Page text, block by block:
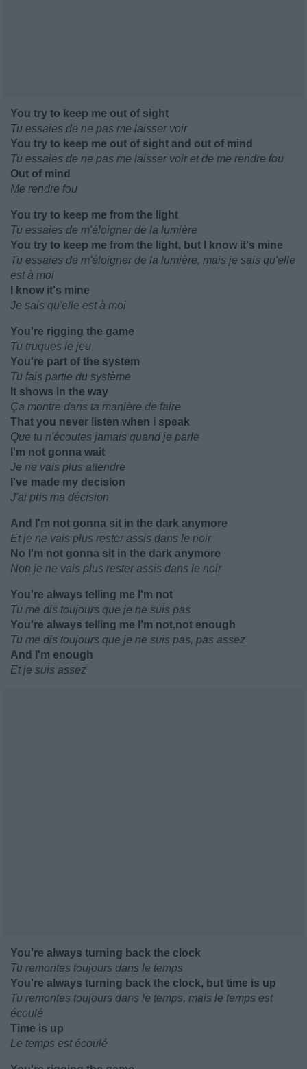
You try to keep me out of sight
Tu essaies de ne pas me laisser voir
You try to keep me out of sight and out of mind
Tu essaies de ne pas me laisser voir et de me rendre fou
Out of mind
Me rendre fou
You try to keep me from the light
Tu essaies de m'éloigner de la lumière
You try to keep me from the light, but I know it's mine
Tu essaies de m'éloigner de la lumière, mais je sais qu'elle
est à moi
I know it's mine
Je sais qu'elle est à moi
You're rigging the game
Tu truques le jeu
You're part of the system
Tu fais partie du système
It shows in the way
Ça montre dans ta manière de faire
That you never listen when i speak
Que tu n'écoutes jamais quand je parle
I'm not gonna wait
Je ne vais plus attendre
I've made my decision
J'ai pris ma décision
And I'm not gonna sit in the dark anymore
Et je ne vais plus rester assis dans le noir
No I'm not gonna sit in the dark anymore
Non je ne vais plus rester assis dans le noir
You're always telling me I'm not
Tu me dis toujours que je ne suis pas
You're always telling me I'm not,not enough
Tu me dis toujours que je ne suis pas, pas assez
And I'm enough
Et je suis assez
You're always turning back the clock
Tu remontes toujours dans le temps
You're always turning back the clock, but time is up
Tu remontes toujours dans le temps, mais le temps est
écoulé
Time is up
Le temps est écoulé